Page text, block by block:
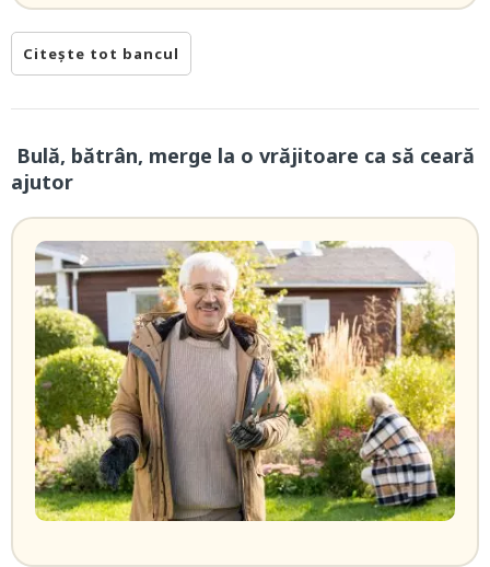
Citește tot bancul
Bulă, bătrân, merge la o vrăjitoare ca să ceară
ajutor